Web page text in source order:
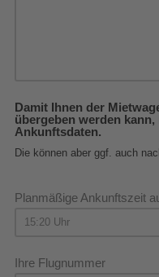
Damit Ihnen der
übergeben werden
Ankunftsdaten.
Die können aber ggf. auch
Planmäßige Ankunftszeit
Ihre Flugnummer